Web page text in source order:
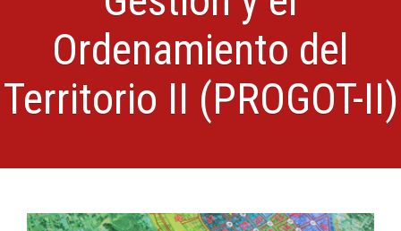
Ordenamiento del
Territorio II (PROGOT-II)